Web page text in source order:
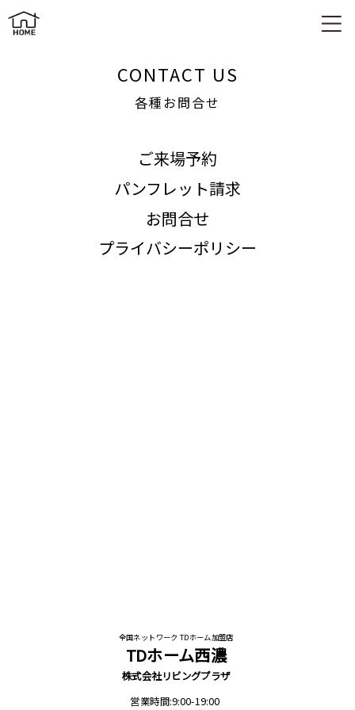
各種お問合せ
CONTACT US
各種お問合せ
ご来場予約
パンフレット請求
お問合せ
プライバシーポリシー
全国ネットワーク TDホーム加盟店
TDホーム西濃
株式会社リビングプラザ
営業時間:9:00-19:00